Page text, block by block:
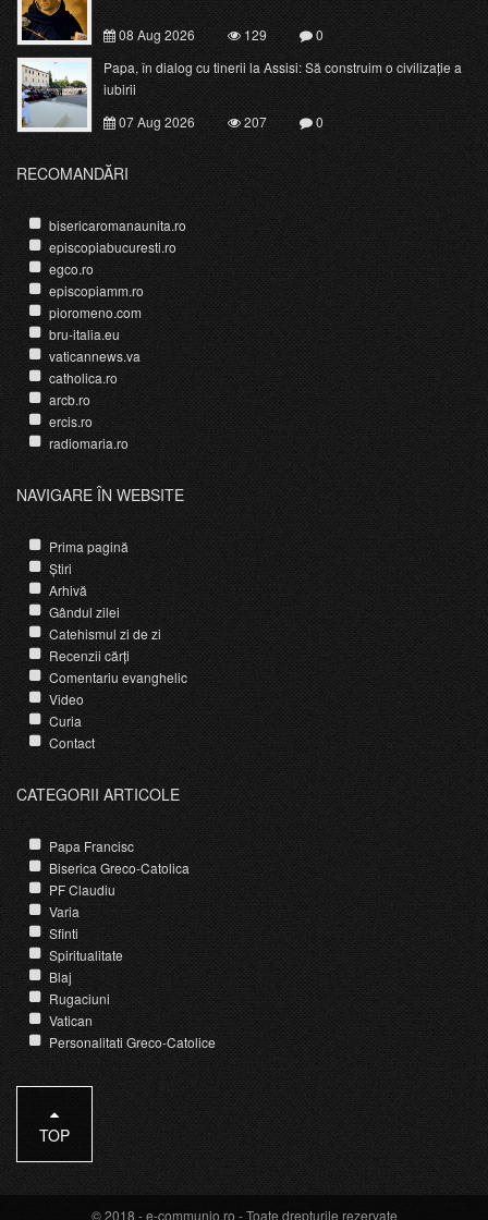
08 Aug 2026 129
0
Papa, în dialog cu tinerii la Assisi: Să construim o civilizație a
iubirii
07 Aug 2026
207 0
RECOMANDĂRI
bisericaromanaunita.ro
episcopiabucuresti.ro
egco.ro
episcopiamm.ro
pioromeno.com
bru-italia.eu
vaticannews.va
catholica.ro
arcb.ro
ercis.ro
radiomaria.ro
NAVIGARE ÎN WEBSITE
Prima pagină
Știri
Arhivă
Gândul zilei
Catehismul zi de zi
Recenzii cărți
Comentariu evanghelic
Video
Curia
Contact
CATEGORII ARTICOLE
Papa Francisc
Biserica Greco-Catolica
PF Claudiu
Varia
Sfinti
Spiritualitate
Blaj
Rugaciuni
Vatican
Personalitati Greco-Catolice
TOP
© 2018 -e-communio.ro - Toate drepturile rezervate